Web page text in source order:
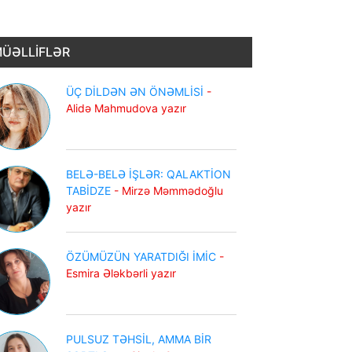
ÜÇ DİLDƏN ƏN ÖNƏMLİSİ -
Alidə Mahmudova yazır
BELƏ-BELƏ İŞLƏR: QALAKTİON
TABİDZE - Mirzə Məmmədoğlu
yazır
ÖZÜMÜZÜN YARATDIĞI İMİC -
Esmira Ələkbərli yazır
PULSUZ TƏHSİL, AMMA BİR